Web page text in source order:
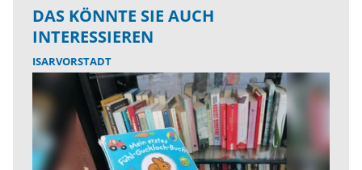
DAS KÖNNTE SIE AUCH
INTERESSIEREN
ISARVORSTADT